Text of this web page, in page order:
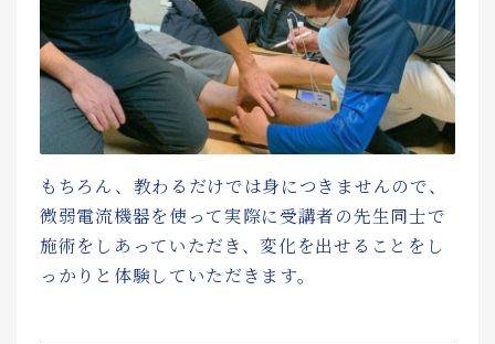
もちろん、教わるだけでは身につきませんので、
微弱電流機器を使って実際に受講者の先生同士で
施術をしあっていただき、変化を出せることをし
っかりと体験していただきます。